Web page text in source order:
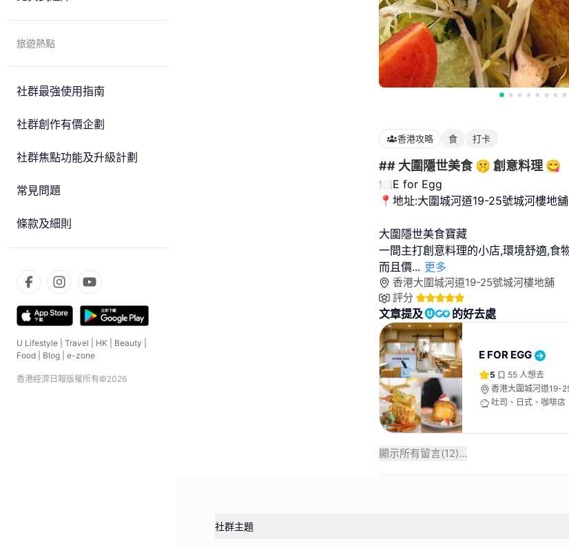
旅遊熱點
社群最強使用指南
社群創作有價企劃
社群焦點功能及升級計劃
常見問題
條款及細則
U Lifestyle Travel HK Beauty
Food
Blog e-zone
香港經濟日報版權所有©2026
香港攻略 食 打卡
## 大圍隱世美食 🤫 創意料理 😋
🍽️E for Egg
📍地址:大圍城河道19-25號城河樓地舖
大圍隱世美食寶藏
一間主打創意料理的小店,環境舒適,食
而且價... 更多
香港大圍城河道19-25號城河樓地舖
評分
文章提及 的好去處
E FOR EGG
5 55 人想去
香港大圍城河道19-
吐司、日式、咖啡店
顯示所有留言(12)...
社群主題